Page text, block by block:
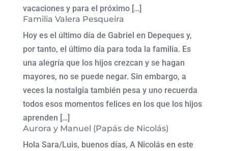
vacaciones y para el próximo […]
Familia Valera Pesqueira
Hoy es el último día de Gabriel en Depeques y,
por tanto, el último día para toda la familia. Es
una alegría que los hijos crezcan y se hagan
mayores, no se puede negar. Sin embargo, a
veces la nostalgia también pesa y uno recuerda
todos esos momentos felices en los que los hijos
aprenden […]
Aurora y Manuel (Papás de Nicolás)
Hola Sara/Luis, buenos días, A Nicolás en este